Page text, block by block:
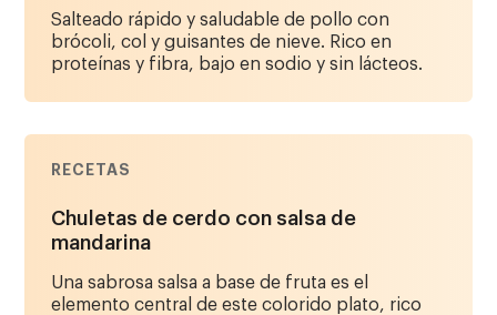
Salteado rápido y saludable de pollo con
brócoli, col y guisantes de nieve. Rico en
proteínas y fibra, bajo en sodio y sin lácteos.
RECETAS
Chuletas de cerdo con salsa de
mandarina
Una sabrosa salsa a base de fruta es el
elemento central de este colorido plato, rico